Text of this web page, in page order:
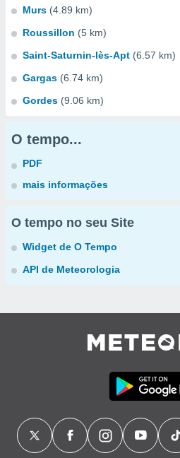
Murs (4.89 km)
Roussillon (5 km)
Saint-Saturnin-lès-Apt (6.57 km)
Gargas (6.74 km)
Gordes (9.06 km)
O tempo...
PDF
mais informações
O tempo no seu Site
Widget de O Tempo
API de Meteorologia